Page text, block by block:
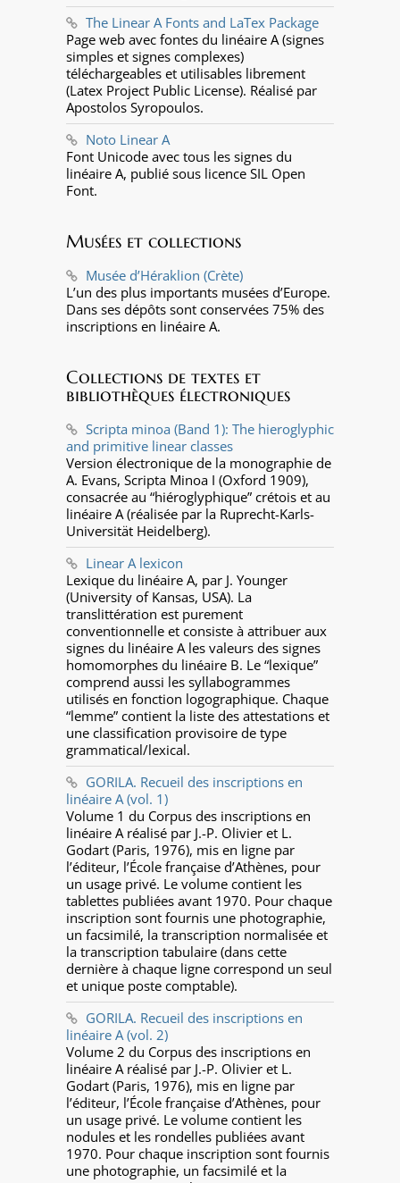
The Linear A Fonts and LaTex Package
Page web avec fontes du linéaire A (signes
simples et signes complexes)
téléchargeables et utilisables librement
(Latex Project Public License). Réalisé par
Apostolos Syropoulos.
Noto Linear A
Font Unicode avec tous les signes du
linéaire A, publié sous licence SIL Open
Font.
Musées et collections
Musée d’Héraklion (Crète)
L’un des plus importants musées d’Europe.
Dans ses dépôts sont conservées 75% des
inscriptions en linéaire A.
Collections de textes et
bibliothèques électroniques
Scripta minoa (Band 1): The hieroglyphic
and primitive linear classes
Version électronique de la monographie de
A. Evans, Scripta Minoa I (Oxford 1909),
consacrée au “hiéroglyphique” crétois et au
linéaire A (réalisée par la Ruprecht-Karls-
Universität Heidelberg).
Linear A lexicon
Lexique du linéaire A, par J. Younger
(University of Kansas, USA). La
translittération est purement
conventionnelle et consiste à attribuer aux
signes du linéaire A les valeurs des signes
homomorphes du linéaire B. Le “lexique”
comprend aussi les syllabogrammes
utilisés en fonction logographique. Chaque
“lemme” contient la liste des attestations et
une classification provisoire de type
grammatical/lexical.
GORILA. Recueil des inscriptions en
linéaire A (vol. 1)
Volume 1 du Corpus des inscriptions en
linéaire A réalisé par J.-P. Olivier et L.
Godart (Paris, 1976), mis en ligne par
l’éditeur, l’École française d’Athènes, pour
un usage privé. Le volume contient les
tablettes publiées avant 1970. Pour chaque
inscription sont fournis une photographie,
un facsimilé, la transcription normalisée et
la transcription tabulaire (dans cette
dernière à chaque ligne correspond un seul
et unique poste comptable).
GORILA. Recueil des inscriptions en
linéaire A (vol. 2)
Volume 2 du Corpus des inscriptions en
linéaire A réalisé par J.-P. Olivier et L.
Godart (Paris, 1976), mis en ligne par
l’éditeur, l’École française d’Athènes, pour
un usage privé. Le volume contient les
nodules et les rondelles publiées avant
1970. Pour chaque inscription sont fournis
une photographie, un facsimilé et la